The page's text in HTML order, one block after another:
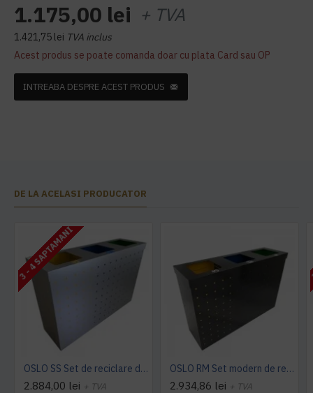
1.175,00 lei + TVA
1.421,75 lei TVA inclus
Acest produs se poate comanda doar cu plata Card sau OP
INTREABA DESPRE ACEST PRODUS
DE LA ACELASI PRODUCATOR
3 - 4 SAPTAMANI
OSLO SS Set de reciclare din otel inoxidabil cu mai multe compartimente
2.884,00 lei + TVA
OSLO RM Set modern de reciclare cu 3x60L compartimente, 84 x 28 x 73 cm
2.934,86 lei + TVA